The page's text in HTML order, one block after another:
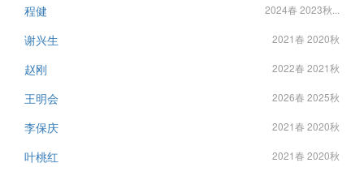
程健 2024春 2023秋...
谢兴生 2021春 2020秋
赵刚 2022春 2021秋
王明会 2026春 2025秋
李保庆 2021春 2020秋
叶桃红 2021春 2020秋